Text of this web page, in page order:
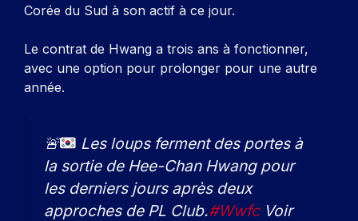
Corée du Sud à son actif à ce jour.
Le contrat de Hwang a trois ans à fonctionner,
avec une option pour prolonger pour une autre
année.
🚨
Les loups ferment des portes à
la sortie de Hee-Chan Hwang pour
les derniers jours après deux
approches de PL Club.#WwfcVoir